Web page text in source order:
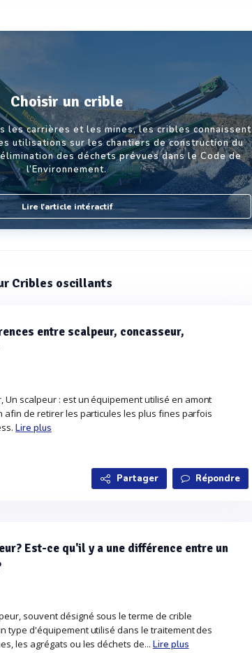
Choisir un crible
les carrières et les mines, les cribles connaissent
utilisations sur les chantiers de construction du
des déchets prévues dans le Code de
l’Environnement.
Lire l'article intéractif
Cribles oscillants
entre scalpeur, concasseur,
Un scalpeur : est un équipement utilisé en amont
afin de retirer les particules les plus fines parfois
Lire plus
Partager Répondre
Est-ce qu'il y a une différence entre un
souvent désigné sous le terme de crible
type d'équipement utilisé dans le traitement des
les agrégats ou les déchets de... Lire plus